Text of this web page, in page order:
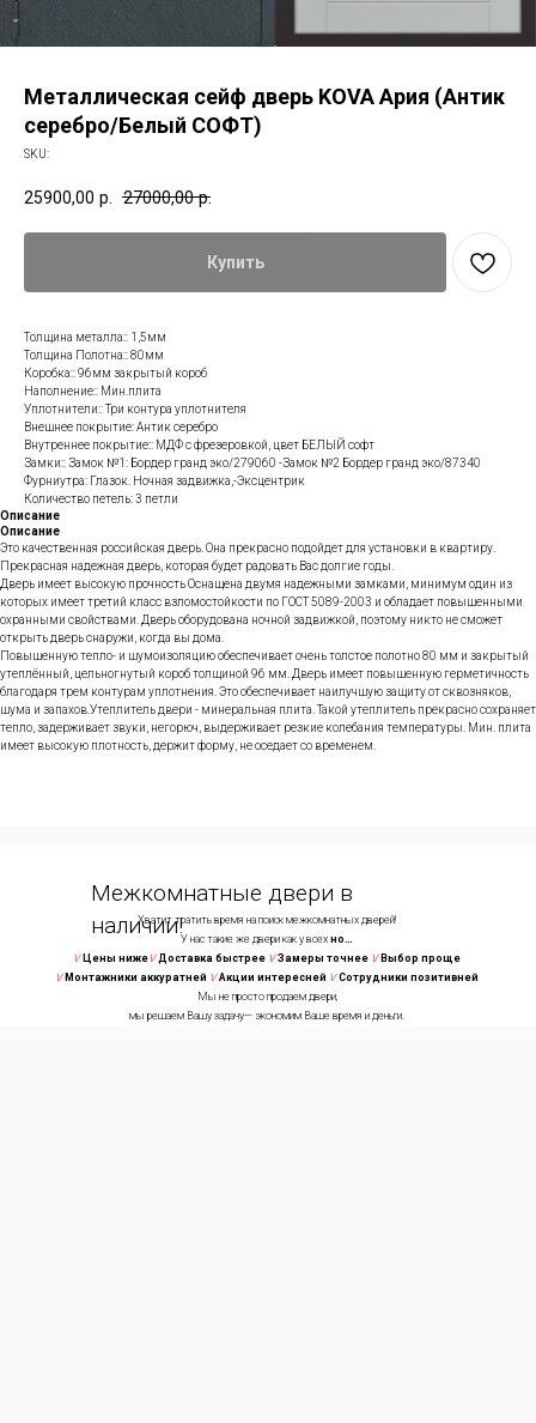
Металлическая сейф дверь KOVA Ария (Антик
серебро/Белый СОФТ)
SKU:
25900,00 р. 27000,00 р.
Купить
Толщина металла:: 1,5мм
Толщина Полотна:: 80мм
Коробка:: 96мм закрытый короб
Наполнение:: Мин.плита
Уплотнители:: Три контура уплотнителя
Внешнее покрытие: Антик серебро
Внутреннее покрытие:: МДФ с фрезеровкой, цвет БЕЛЫЙ софт
Замки:: Замок №1: Бордер гранд эко/279060 -Замок №2 Бордер гранд эко/87340
Фурниутра: Глазок. Ночная задвижка,-Эксцентрик
Количество петель: 3 петли
Описание
Описание
Это качественная российская дверь. Она прекрасно подойдет для установки в квартиру.
Прекрасная надежная дверь, которая будет радовать Вас долгие годы.
Дверь имеет высокую прочность Оснащена двумя надежными замками, минимум один из
которых имеет третий класс взломостойкости по ГОСТ 5089-2003 и обладает повышенными
охранными свойствами. Дверь оборудована ночной задвижкой, поэтому никто не сможет
открыть дверь снаружи, когда вы дома.
Повышенную тепло- и шумоизоляцию обеспечивает очень толстое полотно 80 мм и закрытый
утеплённый, цельногнутый короб толщиной 96 мм. Дверь имеет повышенную герметичность
благодаря трем контурам уплотнения. Это обеспечивает наилучшую защиту от сквозняков,
шума и запахов.Утеплитель двери - минеральная плита. Такой утеплитель прекрасно сохраняет
тепло, задерживает звуки, негорюч, выдерживает резкие колебания температуры. Мин. плита
имеет высокую плотность, держит форму, не оседает со временем.
Межкомнатные двери в
наличии!Хватит тратить время на поиск межкомнатных дверей!
У нас такие же двери как у всех но…
V Цены нижеV Доставка быстрее VЗамеры точнее V Выбор проще
V Монтажники аккуратней V Акции интересней V Сотрудники позитивней
Мы не просто продаем двери,
мы решаем Вашу задачу— экономим Ваше время и деньги.